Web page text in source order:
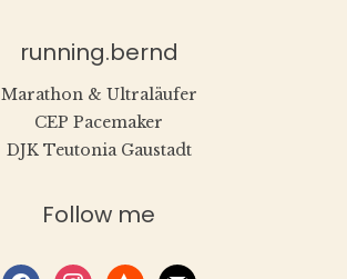
running.bernd
Marathon & Ultraläufer
CEP Pacemaker
DJK Teutonia Gaustadt
Follow me